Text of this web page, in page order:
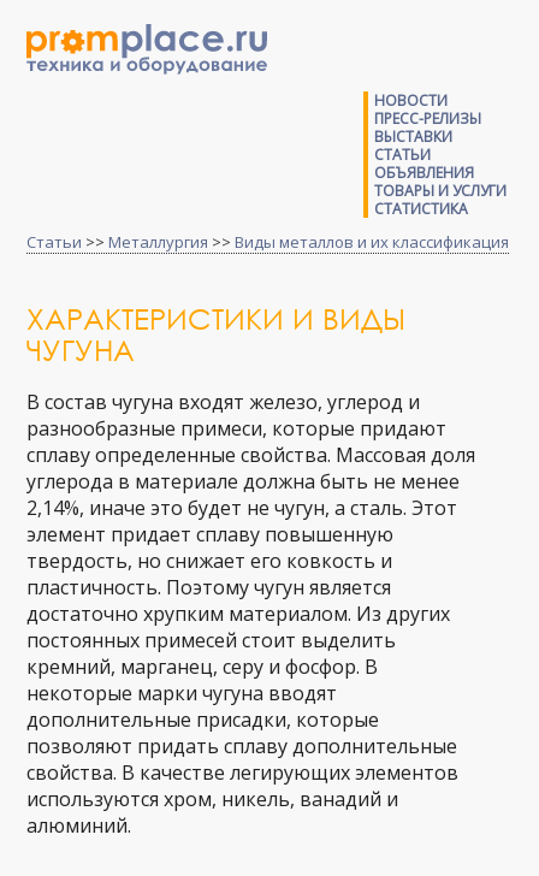
НОВОСТИ
ПРЕСС-РЕЛИЗЫ
ВЫСТАВКИ
СТАТЬИ
ОБЪЯВЛЕНИЯ
ТОВАРЫ И УСЛУГИ
СТАТИСТИКА
Статьи >> Металлургия >> Виды металлов и их классификация
ХАРАКТЕРИСТИКИ И ВИДЫ
ЧУГУНА
​В состав чугуна входят железо, углерод и
разнообразные примеси, которые придают
сплаву определенные свойства. Массовая доля
углерода в материале должна быть не менее
2,14%, иначе это будет не чугун, а сталь. Этот
элемент придает сплаву повышенную
твердость, но снижает его ковкость и
пластичность. Поэтому чугун является
достаточно хрупким материалом. Из других
постоянных примесей стоит выделить
кремний, марганец, серу и фосфор. В
некоторые марки чугуна вводят
дополнительные присадки, которые
позволяют придать сплаву дополнительные
свойства. В качестве легирующих элементов
используются хром, никель, ванадий и
алюминий.